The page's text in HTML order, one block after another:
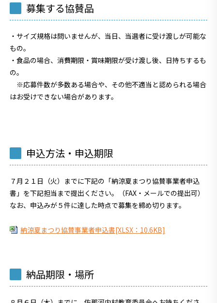
募集する協賛品
・サイズ規格は問いませんが、当日、当選者に受け渡しが可能な
もの。
・食品の場合、消費期限・賞味期限が受け渡し後、日持ちするも
の。
※応募件数が多数ある場合や、その他不適当と認められる場合
はお受けできない場合があります。
申込方法・申込期限
７月２１日（火）までに下記の「納涼夏まつり協賛事業者申込
書」を下記担当まで提出ください。（FAX・メールでの提出可）
なお、申込みが５件に達した時点で募集を締め切ります。
納涼夏まつり協賛事業者申込書[XLSX：10.6KB]
納品期限・場所